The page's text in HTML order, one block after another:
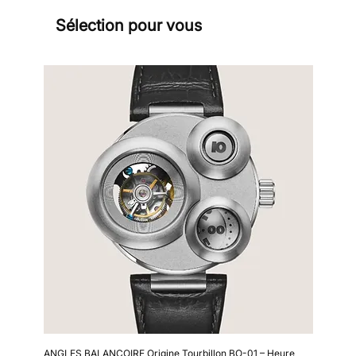
Sélection pour vous
ANGLES BALANCOIRE Origine Tourbillon BO-01 – Heure